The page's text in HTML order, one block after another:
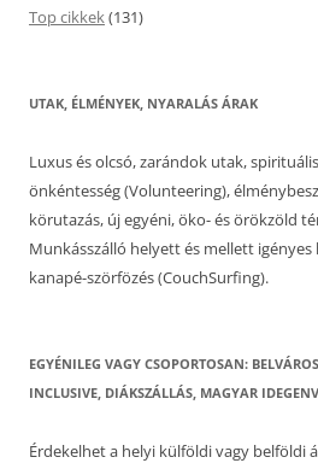
Top cikkek(131)
UTAK, ÉLMÉNYEK, NYARALÁS ÁRAK
Luxus és olcsó, zarándok utak,
önkéntesség (Volunteering),
körutazás, új egyéni, öko- és örökzöld
Munkásszálló helyett és mellett igényes
kanapé-szörfözés (CouchSurfing).
EGYÉNILEG VAGY CSOPORTOSAN:
INCLUSIVE, DIÁKSZÁLLÁS, MAGYAR
Érdekelhet a helyi külföldi vagy belföldi